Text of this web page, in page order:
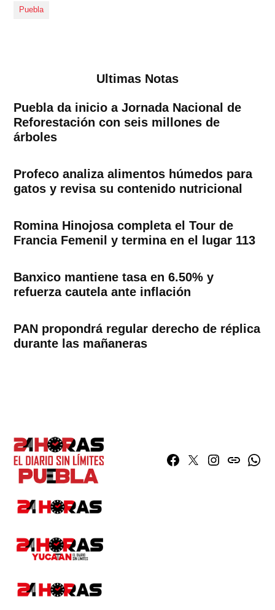
Puebla
Ultimas Notas
Puebla da inicio a Jornada Nacional de
Reforestación con seis millones de
árboles
Profeco analiza alimentos húmedos para
gatos y revisa su contenido nutricional
Romina Hinojosa completa el Tour de
Francia Femenil y termina en el lugar 113
Banxico mantiene tasa en 6.50% y
refuerza cautela ante inflación
PAN propondrá regular derecho de réplica
durante las mañaneras
Facebook
TwitterInstagram
issuu